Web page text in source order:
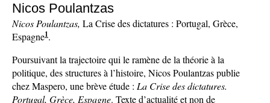
Nicos Poulantzas
Nicos Poulantzas, La Crise des dictatures : Portugal, Grèce,
Espagne1.
Poursuivant la trajectoire qui le ramène de la théorie à la
politique, des structures à l’histoire, Nicos Poulantzas publie
chez Maspero, une brève étude : La Crise des dictatures.
Portugal, Grèce, Espagne. Texte d’actualité et non de